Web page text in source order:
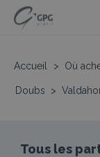
Accueil > Où
Doubs >
Tous les